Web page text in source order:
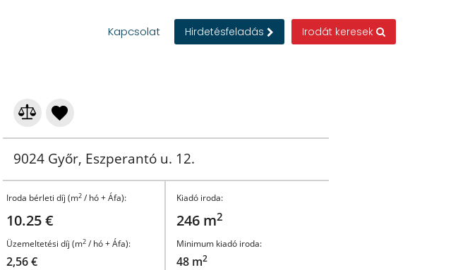
Kapcsolat Hirdetésfeladás Irodát keresek
9024 Győr, Eszperantó u. 12.
Iroda bérleti díj (m2 / hó + Áfa):
10.25 €
Üzemeltetési díj (m2 / hó + Áfa):
2,56 €
Kiadó iroda:
246 m2
Minimum kiadó iroda:
48 m2